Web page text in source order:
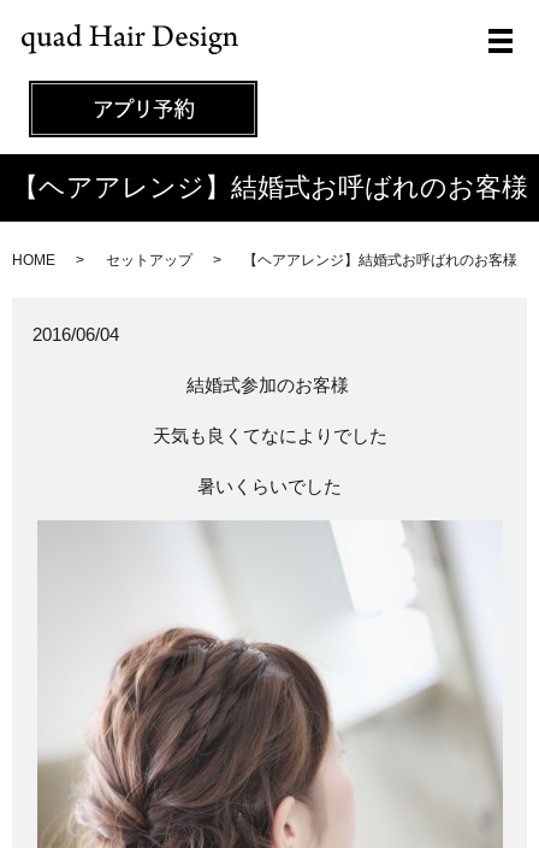
メ
【ヘアアレンジ】結婚式お呼ばれのお客様
HOME セットアップ 【ヘアアレンジ】結婚式お呼ばれのお客様
2016/06/04
結婚式参加のお客様
天気も良くてなによりでした
暑いくらいでした